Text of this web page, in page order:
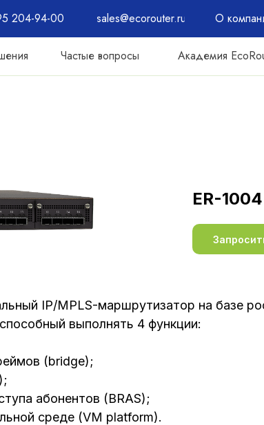
204-94-00 sales@ecorouter.ru О
Академия
Частые вопросы
ER-
IP/MPLS-маршрутизатор на базе
выполнять 4 функции:
(bridge);
абонентов (BRAS);
среде (VM platform).